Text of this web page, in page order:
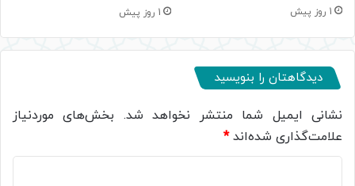
1 روز پیش 1 روز پیش
دیدگاهتان را بنویسید
نشانی ایمیل شما منتشر نخواهد شد. بخش‌های موردنیاز
علامت‌گذاری شده‌اند*